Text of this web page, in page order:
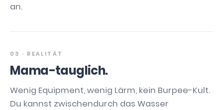
an.
03 · REALITÄT
Mama-tauglich.
Wenig Equipment, wenig Lärm, kein Burpee-Kult.
Du kannst zwischendurch das Wasser